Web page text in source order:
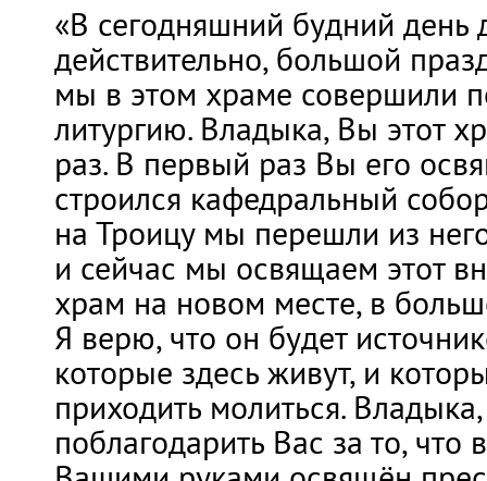
«В сегодняшний будний день
действительно, большой
мы в этом храме совершили
литургию. Владыка, Вы этот
раз. В первый раз Вы его
строился кафедральный
на Троицу мы перешли из
и сейчас мы освящаем этот
храм на новом месте, в
Я верю, что он будет
которые здесь живут, и
приходить молиться.
поблагодарить Вас за то, что